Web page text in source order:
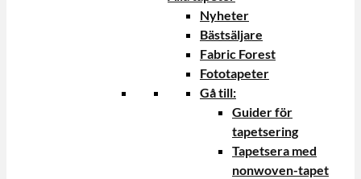
Nyheter
Bästsäljare
Fabric Forest
Fototapeter
Gå till:
Guider för
tapetsering
Tapetsera med
nonwoven-tapet